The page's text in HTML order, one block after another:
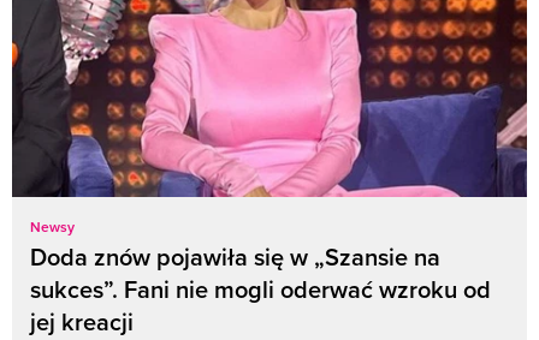
Newsy
Doda znów pojawiła się w „Szansie na
sukces”. Fani nie mogli oderwać wzroku od
jej kreacji